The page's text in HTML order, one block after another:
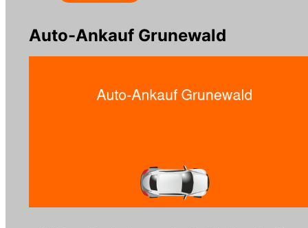
Auto-Ankauf Grunewald